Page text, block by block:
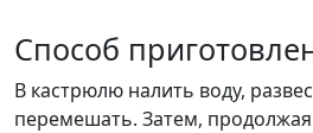
Способ
В кастрюлю налить воду,
перемешать. Затем,